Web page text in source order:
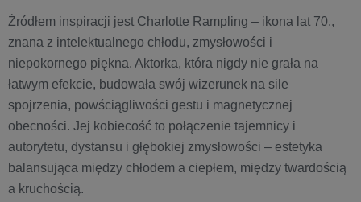
Źródłem inspiracji jest Charlotte Rampling – ikona lat 70.,
znana z intelektualnego chłodu, zmysłowości i
niepokornego piękna. Aktorka, która nigdy nie grała na
łatwym efekcie, budowała swój wizerunek na sile
spojrzenia, powściągliwości gestu i magnetycznej
obecności. Jej kobiecość to połączenie tajemnicy i
autorytetu, dystansu i głębokiej zmysłowości – estetyka
balansująca między chłodem a ciepłem, między twardością
a kruchością.